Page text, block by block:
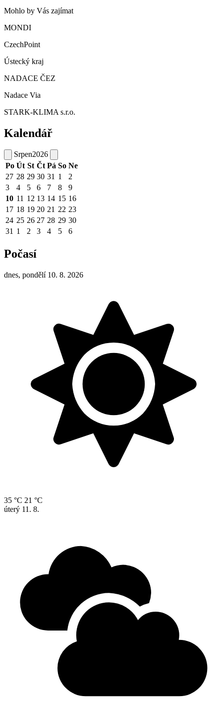
Mohlo by Vás zajímat
MONDI
CzechPoint
Ústecký kraj
NADACE ČEZ
Nadace Via
STARK-KLIMA s.r.o.
Kalendář
Srpen2026
Po Út St Čt Pá So Ne
27 28 29 30 31 1
2
3
4 5 6 7 8
9
10 11 12 13 14 15 16
17 18 19 20 21 22 23
24 25 26 27 28 29 30
31 1 2 3 4 5 6
Počasí
dnes, pondělí 10. 8. 2026
35 °C 21 °C
úterý 11. 8.